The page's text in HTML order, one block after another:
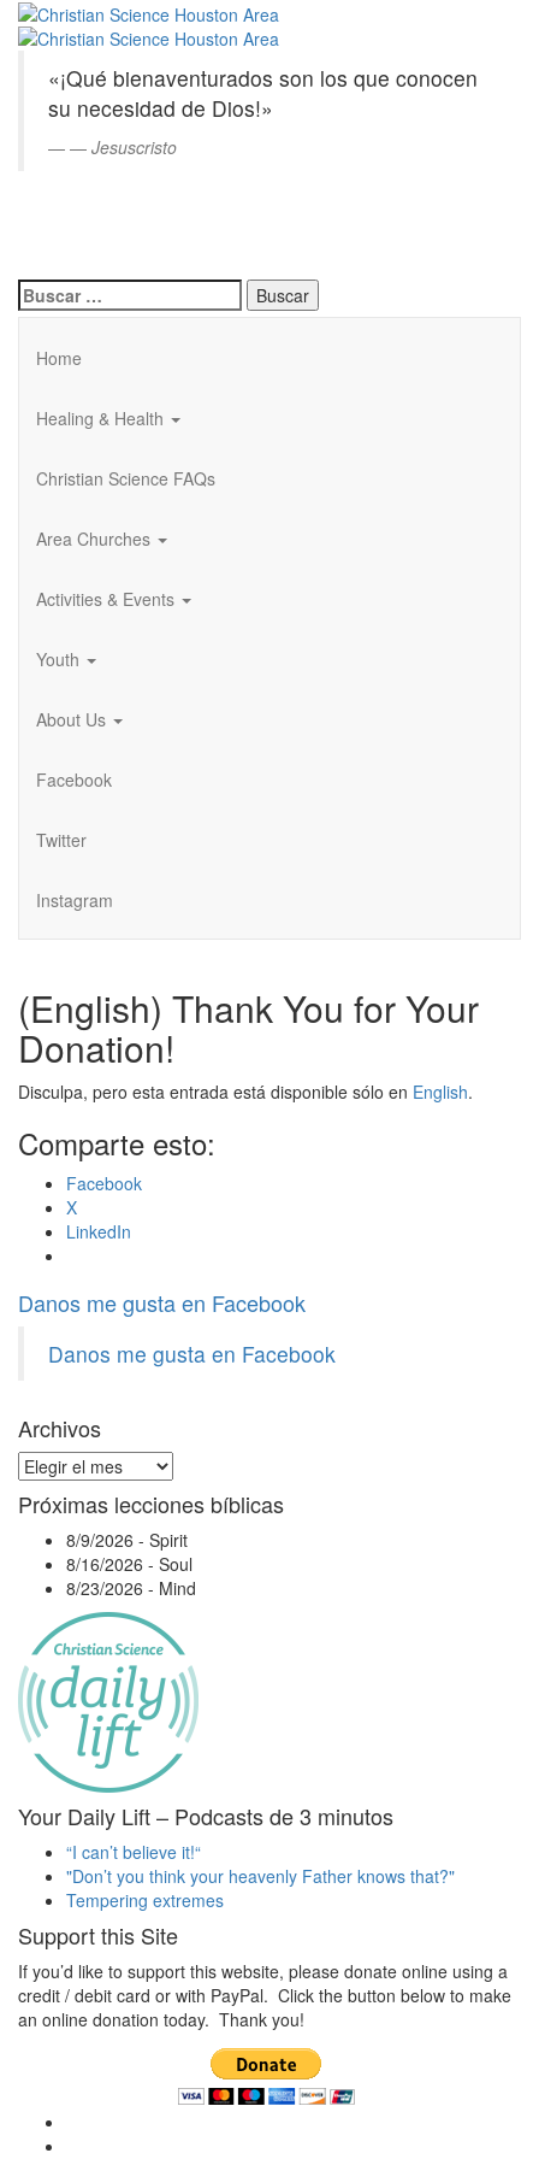
Saltar
principal
Christian
Science
Houston
Area
«¡Qué bienaventurados son los que conocen
su necesidad de Dios!»
— Jesuscristo
Buscar:
Home
Healing & Health
Christian Science FAQs
Area Churches
Activities & Events
Youth
About Us
Facebook
Twitter
Instagram
(English) Thank You for Your
Donation!
Disculpa, pero esta entrada está disponible sólo en English.
Comparte esto:
Facebook
X
LinkedIn
Danos me gusta en Facebook
Danos me gusta en Facebook
Archivos
Archivos
Próximas lecciones bíblicas
8/9/2026 - Spirit
8/16/2026 - Soul
8/23/2026 - Mind
Your Daily Lift – Podcasts de 3 minutos
“I can’t believe it!“
"Don’t you think your heavenly Father knows that?"
Tempering extremes
Support this Site
If you’d like to support this website, please donate online using a
credit / debit card or with PayPal. Click the button below to make
an online donation today. Thank you!